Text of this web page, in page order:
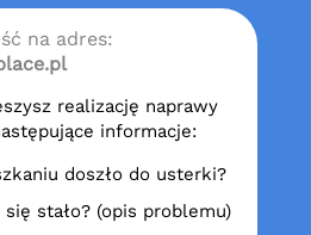
na adres:
realizację naprawy
informacje:
doszło do usterki?
się stało? (opis problemu)